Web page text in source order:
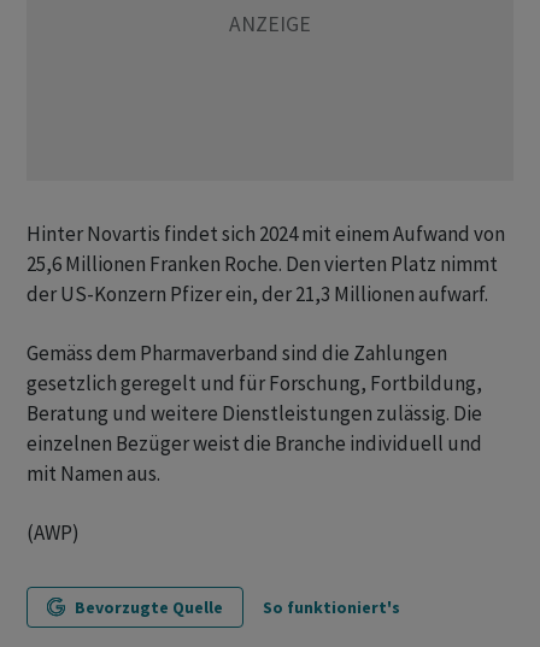
Hinter Novartis findet sich 2024 mit einem Aufwand von
25,6 Millionen Franken Roche. Den vierten Platz nimmt
der US-Konzern Pfizer ein, der 21,3 Millionen aufwarf.
Gemäss dem Pharmaverband sind die Zahlungen
gesetzlich geregelt und für Forschung, Fortbildung,
Beratung und weitere Dienstleistungen zulässig. Die
einzelnen Bezüger weist die Branche individuell und
mit Namen aus.
(AWP)
Bevorzugte Quelle So funktioniert's